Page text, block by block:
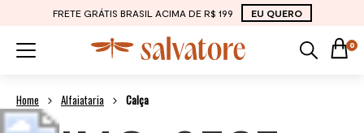
FRETE GRÁTIS BRASIL ACIMA DE R$ 199 EU QUERO
0
Alfaiataria Calça